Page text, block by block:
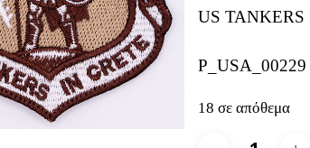
US TANKERS
P_USA_00229
18 σε απόθεμα